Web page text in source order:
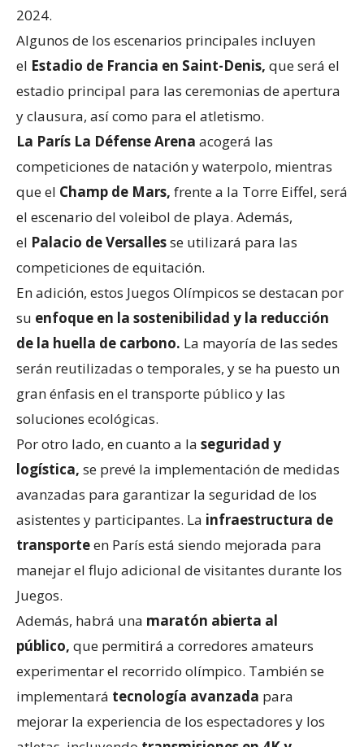
2024.
Algunos de los escenarios principales incluyen
el Estadio de Francia en Saint-Denis, que será el
estadio principal para las ceremonias de apertura
y clausura, así como para el atletismo.
La París La Défense Arena acogerá las
competiciones de natación y waterpolo, mientras
que el Champ de Mars, frente a la Torre Eiffel, será
el escenario del voleibol de playa. Además,
el Palacio de Versallesse utilizará para las
competiciones de equitación.
En adición, estos Juegos Olímpicos se destacan por
su enfoque en la sostenibilidad y la reducción
de la huella de carbono. La mayoría de las sedes
serán reutilizadas o temporales, y se ha puesto un
gran énfasis en el transporte público y las
soluciones ecológicas.
Por otro lado, en cuanto a la seguridad y
logística, se prevé la implementación de medidas
avanzadas para garantizar la seguridad de los
asistentes y participantes. La infraestructura de
transporteen París está siendo mejorada para
manejar el flujo adicional de visitantes durante los
Juegos.
Además, habrá una maratón abierta al
público, que permitirá a corredores amateurs
experimentar el recorrido olímpico. También se
implementará tecnología avanzada para
mejorar la experiencia de los espectadores y los